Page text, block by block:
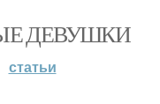
ДЕВУШКИ
статьи